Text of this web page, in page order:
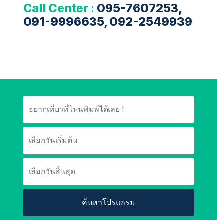
Call Center : 095-7607253,
091-9996635, 092-2549939
ค้นหาโปรแกรม